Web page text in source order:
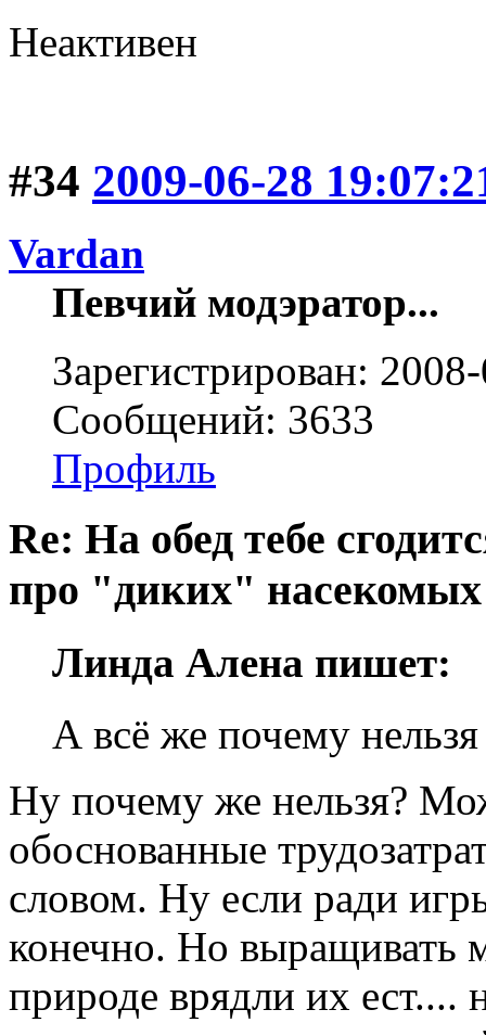
Неактивен
#34 2009-06-28
Vardan
Певчий модэратор...
Зарегистрирован:
Сообщений: 3633
Профиль
Re: На обед тебе
про "диких" насекомых
Линда Алена пишет:
А всё же почему
Ну почему же нельзя?
обоснованные
словом. Ну если ради
конечно. Но выращивать
природе врядли их ест....